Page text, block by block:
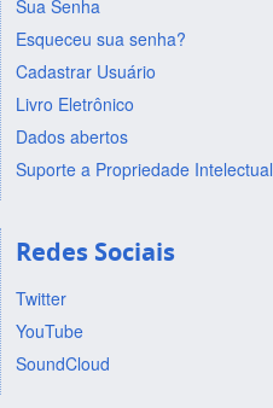
Sua Senha
Esqueceu sua senha?
Cadastrar Usuário
Livro Eletrônico
Dados abertos
Suporte a Propriedade Intelectual
Redes Sociais
Twitter
YouTube
SoundCloud